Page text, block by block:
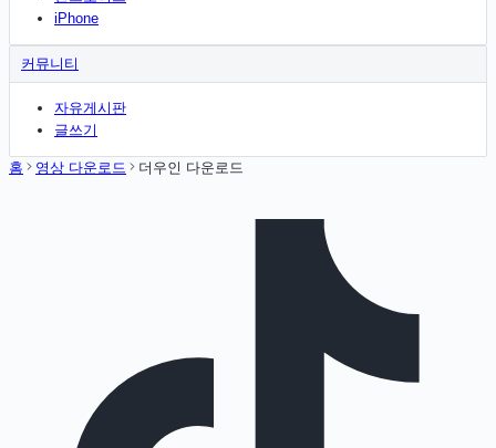
iPhone
커뮤니티
자유게시판
글쓰기
홈 영상 다운로드 더우인 다운로드